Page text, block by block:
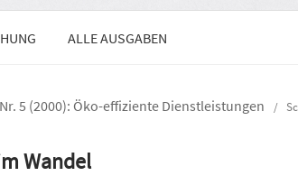
ALLE AUSGABEN
5 (2000): Öko-effiziente Dienstleistungen /
Wandel